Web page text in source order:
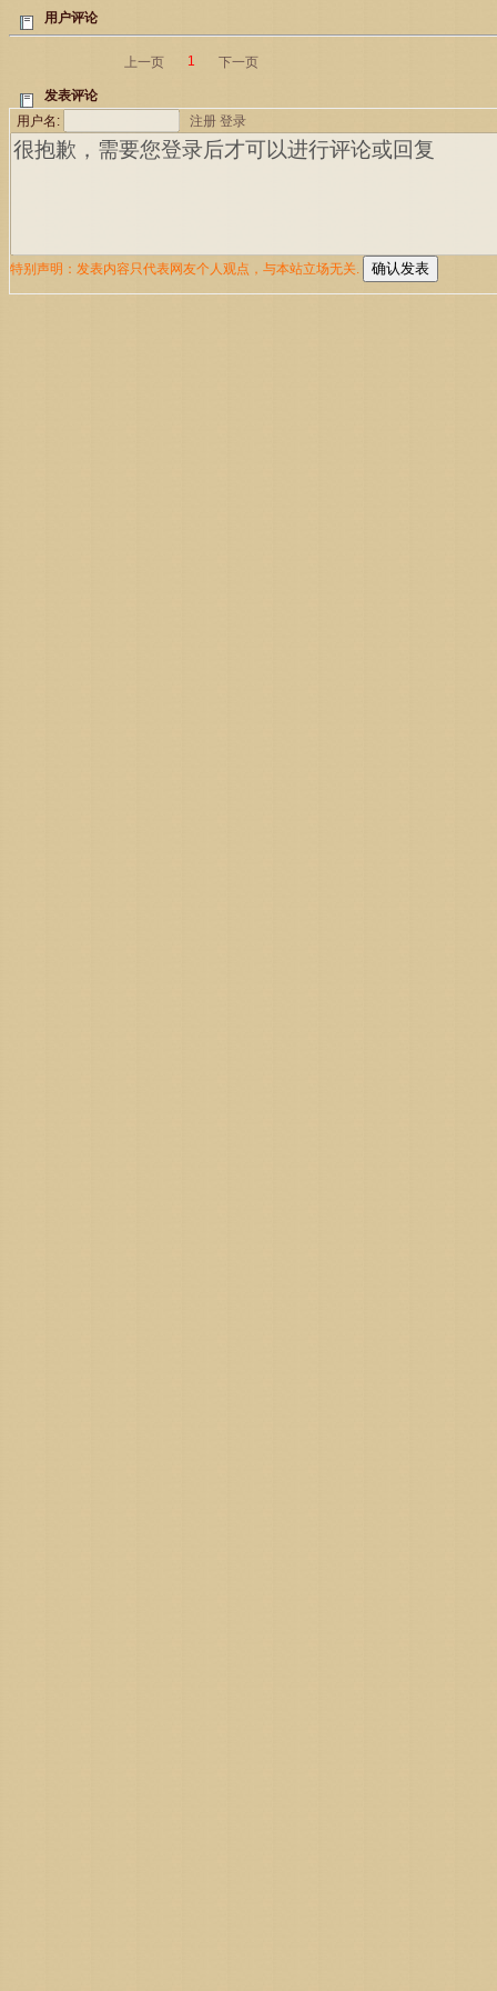
用户评论
上一页 1 下一页
发表评论
用户名:
注册 登录
特别声明：发表内容只代表网友个人观点，与本站立场无关.